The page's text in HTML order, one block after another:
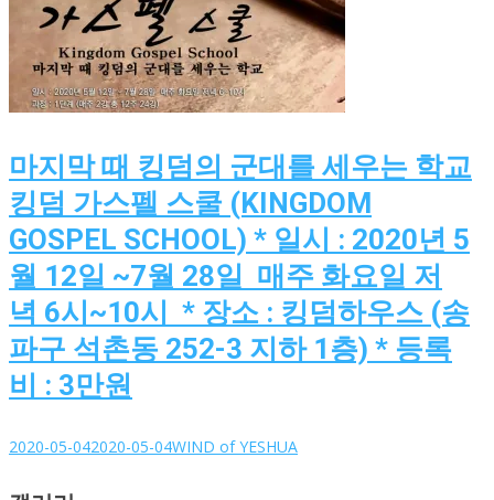
마지막 때 킹덤의 군대를 세우는 학교
킹덤 가스펠 스쿨 (KINGDOM
GOSPEL SCHOOL) * 일시 : 2020년 5
월 12일 ~7월 28일 매주 화요일 저
녁 6시~10시 * 장소 : 킹덤하우스 (송
파구 석촌동 252-3 지하 1층) * 등록
비 : 3만원
2020-05-042020-05-04WIND of YESHUA